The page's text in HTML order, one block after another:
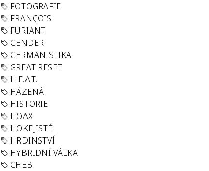
FOTOGRAFIE
FRANÇOIS
FURIANT
GENDER
GERMANISTIKA
GREAT RESET
H.E.A.T.
HÁZENÁ
HISTORIE
HOAX
HOKEJISTÉ
HRDINSTVÍ
HYBRIDNÍ VÁLKA
CHEB